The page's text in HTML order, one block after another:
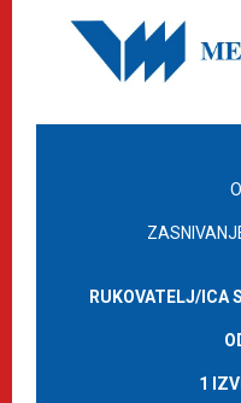
RUKOVATELJ/ICA
1